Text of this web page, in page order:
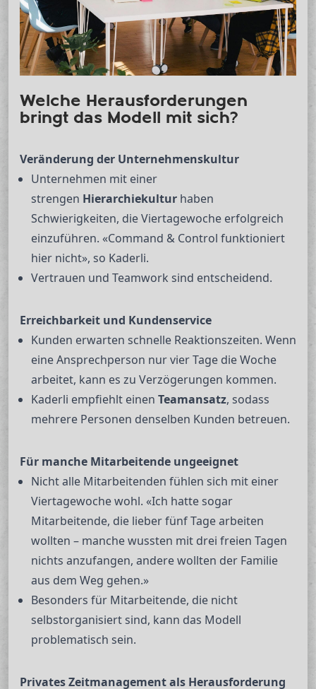
Welche Herausforderungen
bringt das Modell mit sich?
Veränderung der Unternehmenskultur
Unternehmen mit einer
strengen Hierarchiekultur haben
Schwierigkeiten, die Viertagewoche erfolgreich
einzuführen. «Command & Control funktioniert
hier nicht», so Kaderli.
Vertrauen und Teamwork sind entscheidend.
Erreichbarkeit und Kundenservice
Kunden erwarten schnelle Reaktionszeiten. Wenn
eine Ansprechperson nur vier Tage die Woche
arbeitet, kann es zu Verzögerungen kommen.
Kaderli empfiehlt einen Teamansatz, sodass
mehrere Personen denselben Kunden betreuen.
Für manche Mitarbeitende ungeeignet
Nicht alle Mitarbeitenden fühlen sich mit einer
Viertagewoche wohl. «Ich hatte sogar
Mitarbeitende, die lieber fünf Tage arbeiten
wollten – manche wussten mit drei freien Tagen
nichts anzufangen, andere wollten der Familie
aus dem Weg gehen.»
Besonders für Mitarbeitende, die nicht
selbstorganisiert sind, kann das Modell
problematisch sein.
Privates Zeitmanagement als Herausforderung